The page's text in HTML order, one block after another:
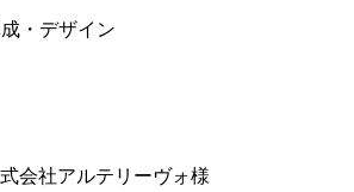
・デザイン
会社アルテリーヴォ様